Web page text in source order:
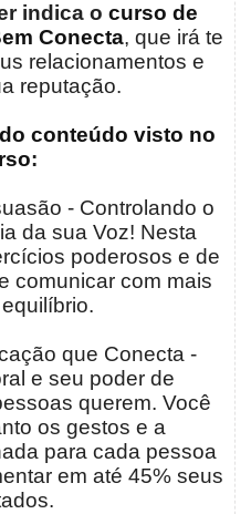
indica o curso de
Conecta, que irá te
relacionamentos e
reputação.
conteúdo visto no
:
- Controlando o
da sua Voz! Nesta
poderosos e de
comunicar com mais
que Conecta -
e seu poder de
querem. Você
os gestos e a
para cada pessoa
em até 45% seus